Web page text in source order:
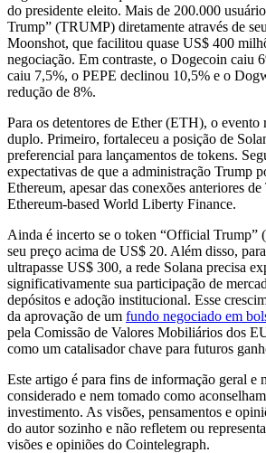
do presidente eleito. Mais de 200.000
Trump” (TRUMP) diretamente através de
Moonshot, que facilitou quase US$ 400
negociação. Em contraste, o Dogecoin caiu
caiu 7,5%, o PEPE declinou 10,5% e o
redução de 8%.
Para os detentores de Ether (ETH), o evento
duplo. Primeiro, fortaleceu a posição de
preferencial para lançamentos de tokens.
expectativas de que a administração Trump
Ethereum, apesar das conexões anteriores
Ethereum-based World Liberty Finance.
Ainda é incerto se o token “Official Trump”
seu preço acima de US$ 20. Além disso,
ultrapasse US$ 300, a rede Solana precisa
significativamente sua participação de
depósitos e adoção institucional. Esse
da aprovação de um fundo negociado em
pela Comissão de Valores Mobiliários dos
como um catalisador chave para futuros
Este artigo é para fins de informação geral e
considerado e nem tomado como
investimento. As visões, pensamentos e
do autor sozinho e não refletem ou
visões e opiniões do Cointelegraph.